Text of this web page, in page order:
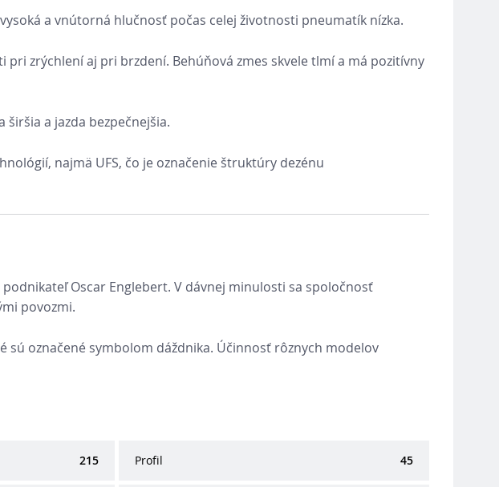
a vnútorná hlučnosť počas celej životnosti pneumatík nízka.
zrýchlení aj pri brzdení. Behúňová zmes skvele tlmí a má pozitívny
a jazda bezpečnejšia.
najmä UFS, čo je označenie štruktúry dezénu
Oscar Englebert. V dávnej minulosti sa spoločnosť
povozmi.
označené symbolom dáždnika. Účinnosť rôznych modelov
215 Profil 45